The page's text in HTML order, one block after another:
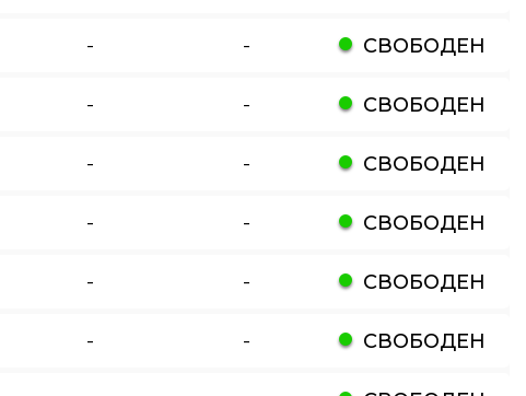
- - СВОБОДЕН
- - СВОБОДЕН
- - СВОБОДЕН
- - СВОБОДЕН
- - СВОБОДЕН
- - СВОБОДЕН